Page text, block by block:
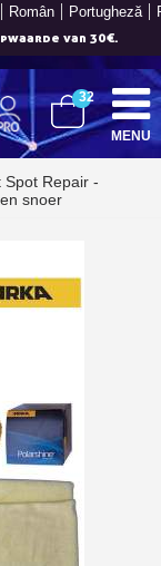
Român Portugheză
van 30€.
€5 korting
van 30€.
1 minuut
vouchers
bestelling
dagen
32
MENU
Spot Repair -
snoer